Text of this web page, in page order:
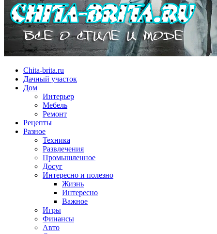
Chita-brita.ru
Дачный участок
Дом
Интерьер
Мебель
Ремонт
Рецепты
Разное
Техника
Развлечения
Промышленное
Досуг
Интересно и полезно
Жизнь
Интересно
Важное
Игры
Финансы
Авто